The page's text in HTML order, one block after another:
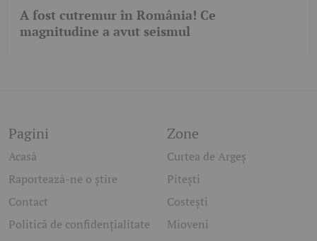
A fost cutremur în România! Ce
magnitudine a avut seismul
Pagini
Acasă
Raportează-ne o știre
Contact
Politică de confidențialitate
Zone
Curtea de Argeș
Pitești
Costești
Mioveni